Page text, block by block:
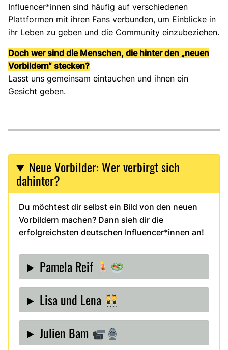
Influencer*innen sind häufig auf verschiedenen
Plattformen mit ihren Fans verbunden, um Einblicke in
ihr Leben zu geben und die Community einzubeziehen.
Doch wer sind die Menschen, die hinter den „neuen
Vorbildern“ stecken?
Lasst uns gemeinsam eintauchen und ihnen ein
Gesicht geben.
Neue Vorbilder: Wer verbirgt sich
dahinter?
Du möchtest dir selbst ein Bild von den neuen
Vorbildern machen? Dann sieh dir die
erfolgreichsten deutschen Influencer*innen an!
Pamela Reif
Lisa und Lena
Julien Bam